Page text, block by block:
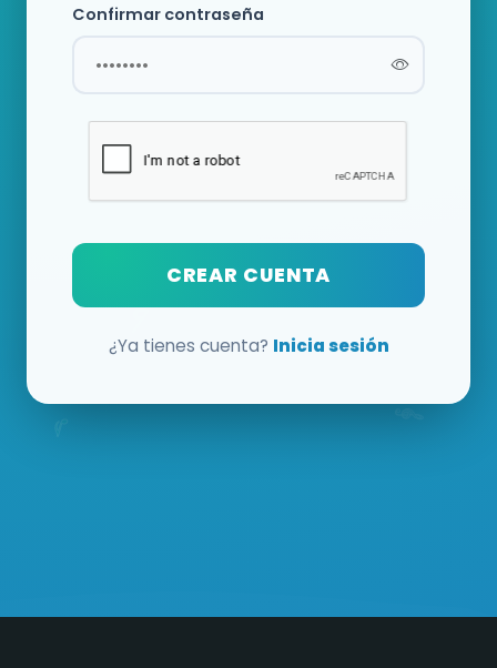
Confirmar contraseña
CREAR CUENTA
¿Ya tienes cuenta? Inicia sesión